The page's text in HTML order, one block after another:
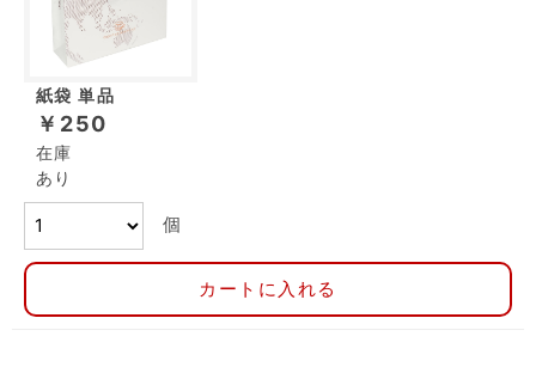
紙袋 単品
￥250
在庫
あり
個
カートに入れる